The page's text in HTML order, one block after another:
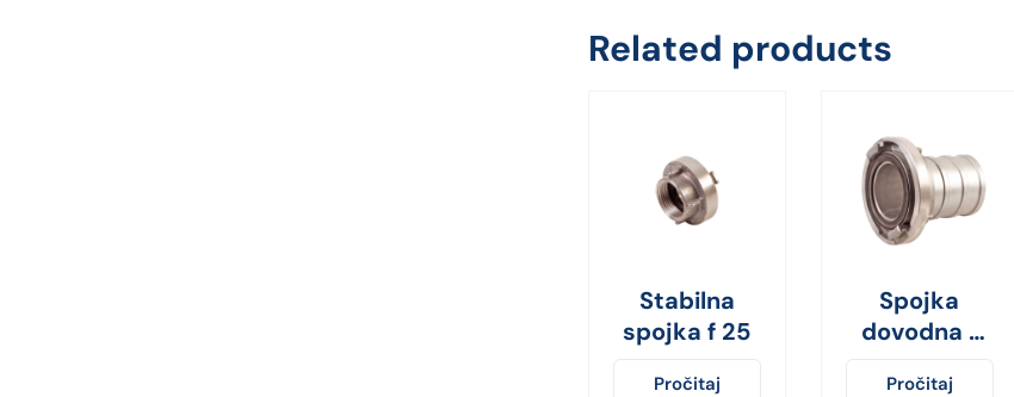
Related products
Stabilna
spojka f 25
Pročitaj
Spojka
dovodna f
110 mm
Pročitaj